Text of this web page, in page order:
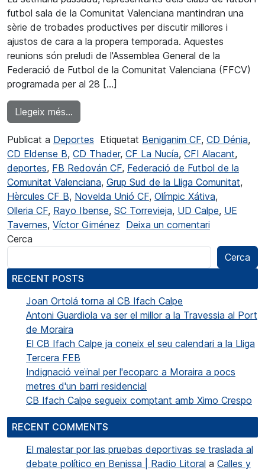
futbol sala de la Comunitat Valenciana mantindran una
sèrie de trobades productives per discutir millores i
ajustos de cara a la propera temporada. Aquestes
reunions són preludi de l'Assemblea General de la
Federació de Futbol de la Comunitat Valenciana (FFCV)
programada per al 28 […]
Llegeix més…
Publicat a Deportes Etiquetat Beniganim CF, CD Dénia,
CD Eldense B, CD Thader, CF La Nucía, CFI Alacant,
deportes, FB Redován CF, Federació de Futbol de la
Comunitat Valenciana, Grup Sud de la Lliga Comunitat,
Hèrcules CF B, Novelda Unió CF, Olímpic Xátiva,
Olleria CF, Rayo Ibense, SC Torrevieja, UD Calpe, UE
Tavernes, Víctor Giménez Deixa un comentari
Cerca
Cerca
RECENT POSTS
Joan Ortolá torna al CB Ifach Calpe
Antoni Guardiola va ser el millor a la Travessia al Port
de Moraira
El CB Ifach Calpe ja coneix el seu calendari a la Lliga
Tercera FEB
Indignació veïnal per l'ecoparc a Moraira a pocs
metres d'un barri residencial
CB Ifach Calpe segueix comptant amb Ximo Crespo
RECENT COMMENTS
El malestar por las pruebas deportivas se traslada al
debate político en Benissa | Radio Litoral a Calles y